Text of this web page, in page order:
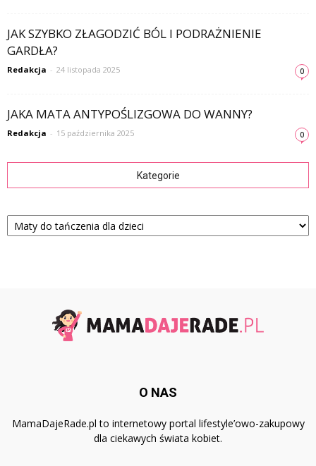
JAK SZYBKO ZŁAGODZIĆ BÓL I PODRAŻNIENIE
GARDŁA?
Redakcja - 24 listopada 2025 0
JAKA MATA ANTYPOŚLIZGOWA DO WANNY?
Redakcja - 15 października 2025 0
Kategorie
Kategorie
O NAS
MamaDajeRade.pl to internetowy portal lifestyle’owo-zakupowy
dla ciekawych świata kobiet.